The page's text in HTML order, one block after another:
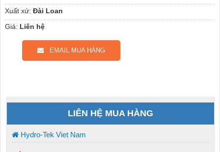
Xuất xứ: Đài Loan
Giá: Liên hệ
EMAIL MUA HÀNG
LIÊN HỆ MUA HÀNG
Hydro-Tek Viet Nam